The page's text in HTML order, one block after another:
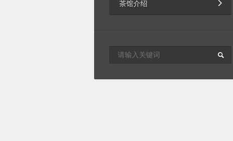
茶馆介绍